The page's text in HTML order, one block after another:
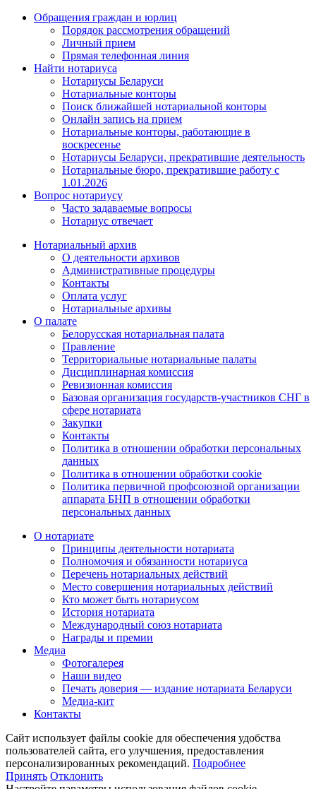
Обращения граждан и юрлиц
Порядок рассмотрения обращений
Личный прием
Прямая телефонная линия
Найти нотариуса
Нотариусы Беларуси
Нотариальные конторы
Поиск ближайшей нотариальной конторы
Онлайн запись на прием
Нотариальные конторы, работающие в
воскресенье
Нотариусы Беларуси, прекратившие деятельность
Нотариальные бюро, прекратившие работу с
1.01.2026
Вопрос нотариусу
Часто задаваемые вопросы
Нотариус отвечает
Нотариальный архив
О деятельности архивов
Административные процедуры
Контакты
Оплата услуг
Нотариальные архивы
О палате
Белорусская нотариальная палата
Правление
Территориальные нотариальные палаты
Дисциплинарная комиссия
Ревизионная комиссия
Базовая организация государств-участников СНГ в
сфере нотариата
Закупки
Контакты
Политика в отношении обработки персональных
данных
Политика в отношении обработки cookie
Политика первичной профсоюзной организации
аппарата БНП в отношении обработки
персональных данных
О нотариате
Принципы деятельности нотариата
Полномочия и обязанности нотариуса
Перечень нотариальных действий
Место совершения нотариальных действий
Кто может быть нотариусом
История нотариата
Международный союз нотариата
Награды и премии
Медиа
Фотогалерея
Наши видео
Печать доверия — издание нотариата Беларуси
Медиа-кит
Контакты
Сайт использует файлы cookie для обеспечения удобства
пользователей сайта, его улучшения, предоставления
персонализированных рекомендаций. Подробнее
Принять Отклонить